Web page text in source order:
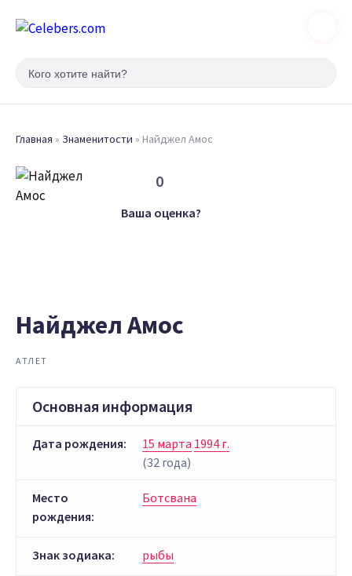
Главная » Знаменитости » Найджел Амос
0
Ваша оценка?
Найджел Амос
АТЛЕТ
Основная информация
Дата рождения: 15 марта 1994 г.
(32 года)
Место
рождения:
Ботсвана
Знак зодиака: рыбы